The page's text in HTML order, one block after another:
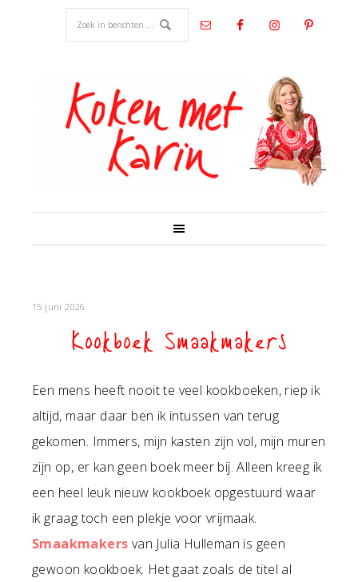
15 juni 2026
Kookboek Smaakmakers
Een mens heeft nooit te veel kookboeken, riep ik
altijd, maar daar ben ik intussen van terug
gekomen. Immers, mijn kasten zijn vol, mijn muren
zijn op, er kan geen boek meer bij. Alleen kreeg ik
een heel leuk nieuw kookboek opgestuurd waar
ik graag toch een plekje voor vrijmaak.
Smaakmakers van Julia Hulleman is geen
gewoon kookboek. Het gaat zoals de titel al